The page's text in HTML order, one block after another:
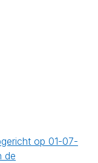
op 01-07-
de